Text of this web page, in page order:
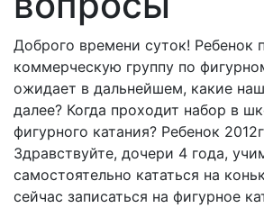
Доброго времени суток! Ребенок
коммерческую группу по
ожидает в дальнейшем, какие
далее? Когда проходит набор в
фигурного катания? Ребенок
Здравствуйте, дочери 4 года,
самостоятельно кататься на
сейчас записаться на фигурное